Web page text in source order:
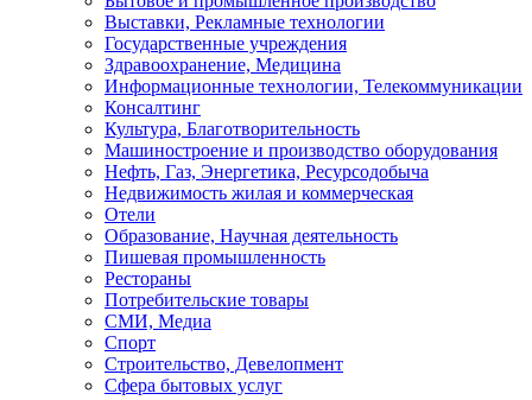
Выставки, Рекламные технологии
Государственные учреждения
Здравоохранение, Медицина
Информационные технологии, Телекоммуникации
Консалтинг
Культура, Благотворительность
Машиностроение и производство оборудования
Нефть, Газ, Энергетика, Ресурсодобыча
Недвижимость жилая и коммерческая
Отели
Образование, Научная деятельность
Пишевая промышленность
Рестораны
Потребительские товары
СМИ, Медиа
Спорт
Строительство, Девелопмент
Сфера бытовых услуг